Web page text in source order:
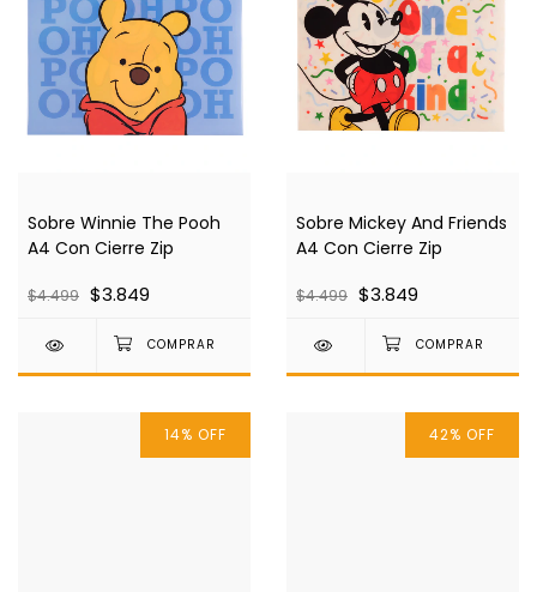
Sobre Winnie The Pooh
A4 Con Cierre Zip
$4.499 $3.849
Sobre Mickey And Friends
A4 Con Cierre Zip
$4.499 $3.849
14% OFF 42% OFF